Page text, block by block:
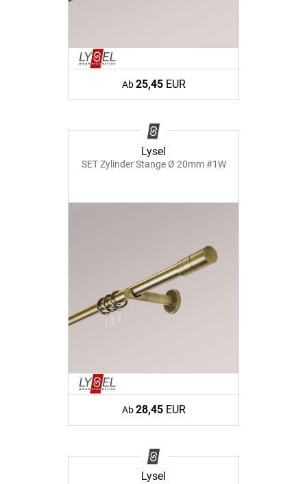
Ab25,45EUR
Lysel
SET Zylinder Stange Ø 20mm #1W
Ab28,45EUR
Lysel